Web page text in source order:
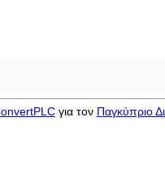
για τον Παγκύπριο